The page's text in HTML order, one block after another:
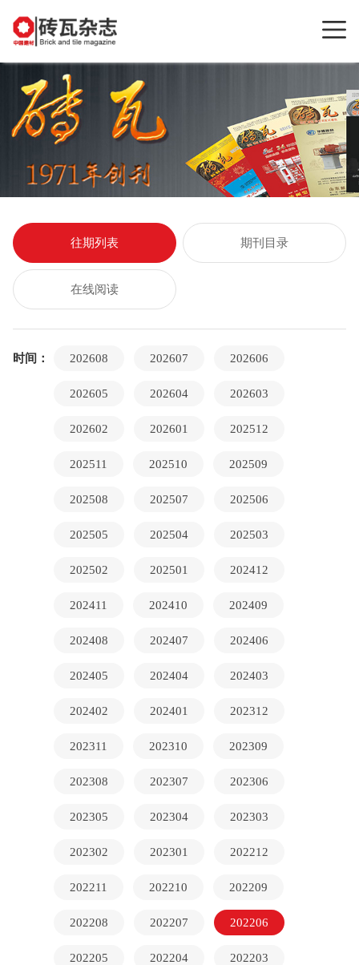
往期列表 期刊目录
在线阅读
时间： 202608 202607 202606
202605 202604 202603
202602 202601 202512
202511 202510 202509
202508 202507 202506
202505 202504 202503
202502 202501 202412
202411 202410 202409
202408 202407 202406
202405 202404 202403
202402 202401 202312
202311 202310 202309
202308 202307 202306
202305 202304 202303
202302 202301 202212
202211 202210 202209
202208 202207 202206
202205 202204 202203